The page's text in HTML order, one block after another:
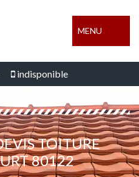
MENU
indisponible
TOITURE
80122